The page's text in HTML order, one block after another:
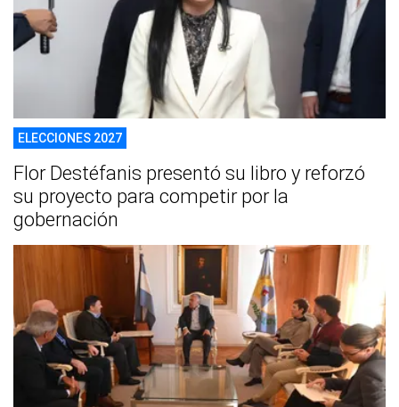
ELECCIONES 2027
Flor Destéfanis presentó su libro y reforzó
su proyecto para competir por la
gobernación